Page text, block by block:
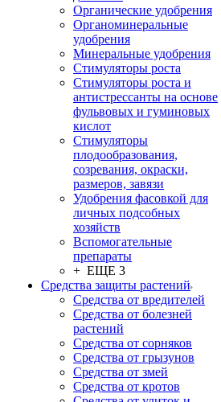
Органические удобрения
Органоминеральные
удобрения
Минеральные удобрения
Стимуляторы роста
Стимуляторы роста и
антистрессанты на основе
фульвовых и гуминовых
кислот
Стимуляторы
плодообразования,
созревания, окраски,
размеров, завязи
Удобрения фасовкой для
личных подсобных
хозяйств
Вспомогательные
препараты
+ ЕЩЕ 3
Средства защиты растений
Средства от вредителей
Средства от болезней
растений
Средства от сорняков
Средства от грызунов
Средства от змей
Средства от кротов